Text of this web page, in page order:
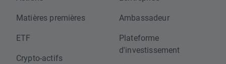
Matières premières
ETF
Crypto-actifs
Ambassadeur
Plateforme
d'investissement